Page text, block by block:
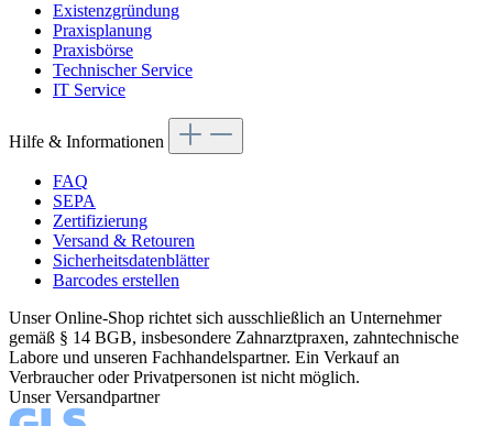
Existenzgründung
Praxisplanung
Praxisbörse
Technischer Service
IT Service
Hilfe & Informationen
FAQ
SEPA
Zertifizierung
Versand & Retouren
Sicherheitsdatenblätter
Barcodes erstellen
Unser Online-Shop richtet sich ausschließlich an Unternehmer
gemäß § 14 BGB, insbesondere Zahnarztpraxen, zahntechnische
Labore und unseren Fachhandelspartner. Ein Verkauf an
Verbraucher oder Privatpersonen ist nicht möglich.
Unser Versandpartner